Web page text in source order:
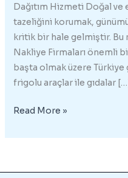
Dağıtım Hizmeti Doğal ve
tazeliğini korumak,
kritik bir hale gelmiştir. Bu
Nakliye Firmaları önemli
başta olmak üzere Türkiye
frigolu araçlar ile gıdalar
Soğuk
Dağıtım
–
Read More »